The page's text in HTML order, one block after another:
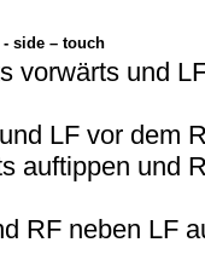
side – touch
vorwärts und
LF vor dem
auftippen und
RF neben LF